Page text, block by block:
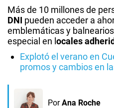
Más de 10 millones de
DNI pueden acceder a
emblemáticas y
especial en l ocales
Explotó el verano en
promos y cambios en
Por Ana Roche